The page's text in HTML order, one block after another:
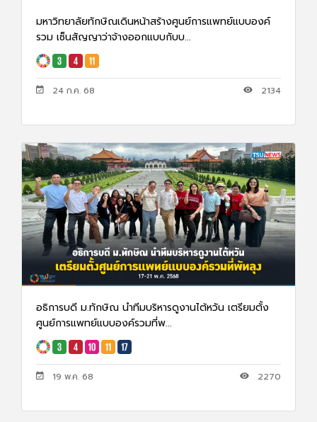
มหาวิทยาลัยทักษิณเดินหน้าสร้างศูนย์การแพทย์แบบองค์
รวม เซ็นสัญญาว่าจ้างออกแบบกับบ...
24 ก.ค. 68 2134
อธิการบดี ม.ทักษิณ นำทีมบริหารดูงานไต้หวัน เตรียมตั้ง
ศูนย์การแพทย์แบบองค์รวมที่พ...
19 พ.ค. 68 2270